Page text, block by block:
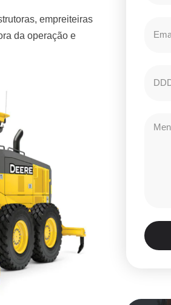
empreiteiras
da operação e